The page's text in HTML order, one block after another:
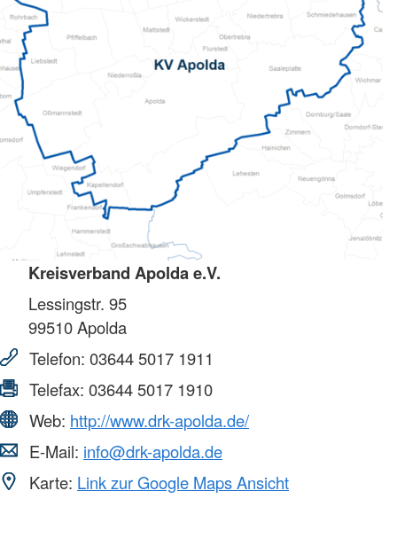
Kreisverband Apolda e.V.
Lessingstr. 95
99510Apolda
Telefon: 03644 5017 1911
Telefax: 03644 5017 1910
Web: http://www.drk-apolda.de/
E-Mail: info@drk-apolda.de
Karte: Link zur Google Maps Ansicht